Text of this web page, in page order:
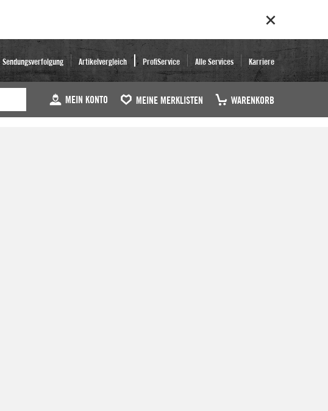
Sendungsverfolgung Artikelvergleich ProfiService Alle Services Karriere
MEIN KONTO MEINE MERKLISTEN WARENKORB